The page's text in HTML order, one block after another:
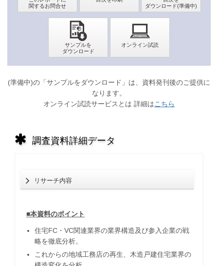
(準備中)の「サンプルをダウンロード」は、資料発刊後のご提供に
なります。
オンライン試読サービスとは 詳細はこちら
調査資料詳細データ
リサーチ内容
■本資料のポイント
住宅FC・VC関連業界の業界構造及び参入企業の戦
略を徹底分析。
これからの地域工務店の再生、木造戸建住宅業界の